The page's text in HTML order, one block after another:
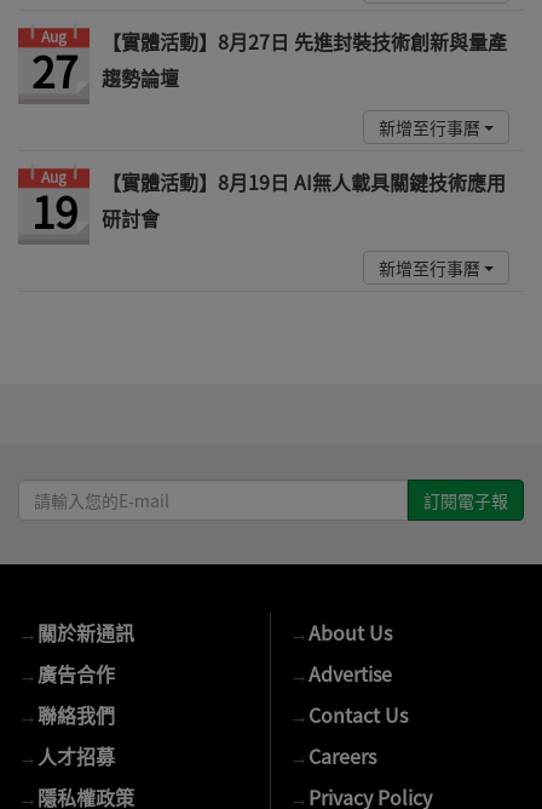
Aug
27
【實體活動】8月27日 先進封裝技術創新與量產
趨勢論壇
新增至行事曆
Aug
19
【實體活動】8月19日 AI無人載具關鍵技術應用
研討會
新增至行事曆
請
輸
E-
mail
→關於新通訊
→廣告合作
→聯絡我們
→ 人才招募
→隱私權政策
→About Us
→Advertise
→Contact Us
→Careers
→Privacy Policy